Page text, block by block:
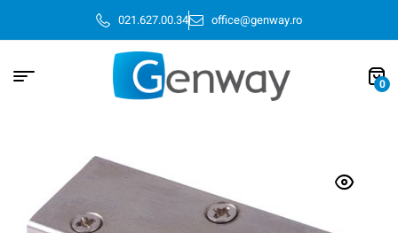
021.627.00.34 office@genway.ro
0